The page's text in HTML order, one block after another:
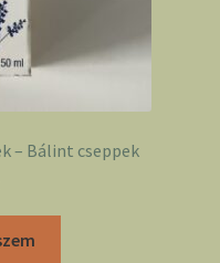
– Bálint cseppek